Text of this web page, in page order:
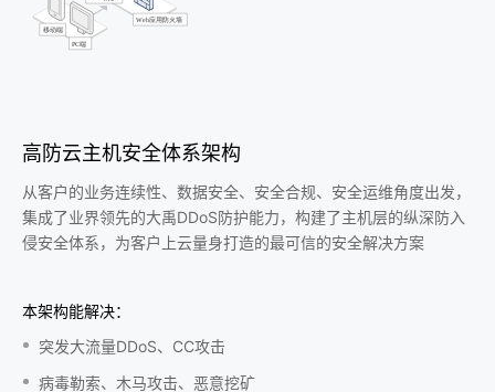
高防云主机安全体系架构
从客户的业务连续性、数据安全、安全合规、安全运维角度出发，
集成了业界领先的大禹DDoS防护能力，构建了主机层的纵深防入
侵安全体系，为客户上云量身打造的最可信的安全解决方案
本架构能解决：
突发大流量DDoS、CC攻击
病毒勒索、木马攻击、恶意挖矿